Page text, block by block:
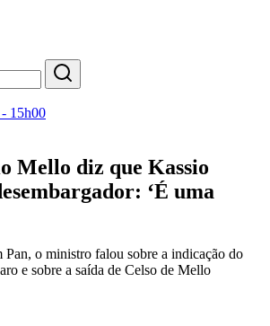
15h00
Mello diz que Kassio
‘É uma
Pan, o ministro falou sobre a indicação do
e sobre a saída de Celso de Mello